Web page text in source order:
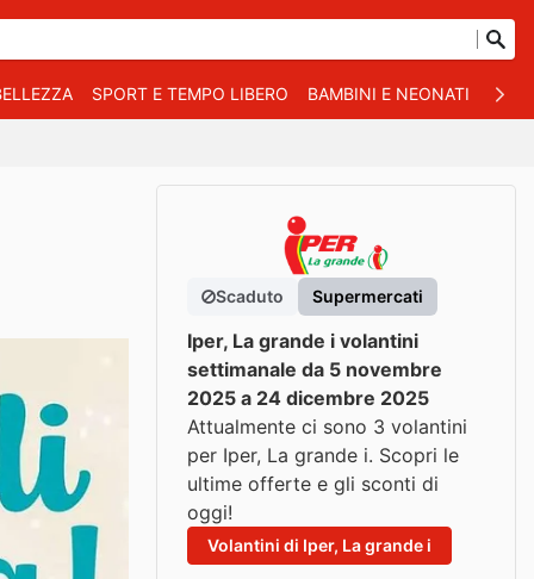
SPORT E TEMPO LIBERO BAMBINI E NEONATI
Scaduto Supermercati
Iper, La grande i volantini
settimanale da 5 novembre
2025 a 24 dicembre 2025
Attualmente ci sono 3 volantini
per Iper, La grande i. Scopri le
ultime offerte e gli sconti di
oggi!
Volantini di Iper, La grande i